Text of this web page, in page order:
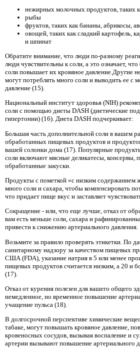
нежирных молочных продуктов, таких
рыбы
фруктов, таких как бананы, абрикосы,
овощей, таких как сладкий картофель,
и шпинат
Обратите внимание, что люди по-разному
люди чувствительны к соли, а это означает,
соли повышает их кровяное давление.Другие
могут потреблять много соли и выводить ее с
давление (15).
Национальный институт здоровья (NIH)
соли с помощью диеты DASH (диетические
гипертонии) (16). Диета DASH подчеркивает:
Большая часть дополнительной соли в вашем
обработанных пищевых продуктов и
вашей солонки дома (17). Популярные
соли включают мясные деликатесы, консервы,
обработанные закуски.
Продукты с пометкой «с низким содержанием
много соли и сахара, чтобы компенсировать
что придает пище вкус и заставляет
Сокращение - или, что еще лучше, отказ от
вам есть меньше соли, сахара и
привести к снижению артериального давления.
Возьмите за правило проверять этикетки. По
санитарному надзору за качеством пищевых
США (FDA), указание натрия в 5 или менее
пищевых продуктов считается низким, а 20 и
(17).
Отказ от курения полезен для вашего общего
немедленное, но временное повышение
учащение пульса (18).
В долгосрочной перспективе химические
табаке, могут повышать кровяное давление,
кровеносных сосудов, вызывая воспаление и
артерии вызывают повышение артериального